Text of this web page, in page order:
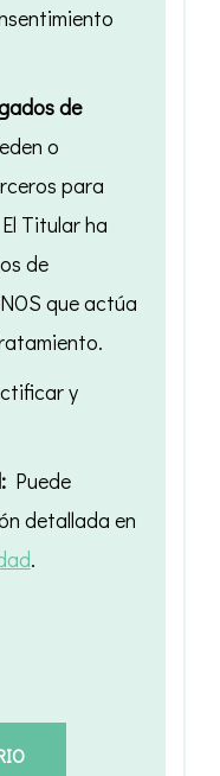
de
o
para
Titular ha
de
que actúa
y
Puede
detallada en
.